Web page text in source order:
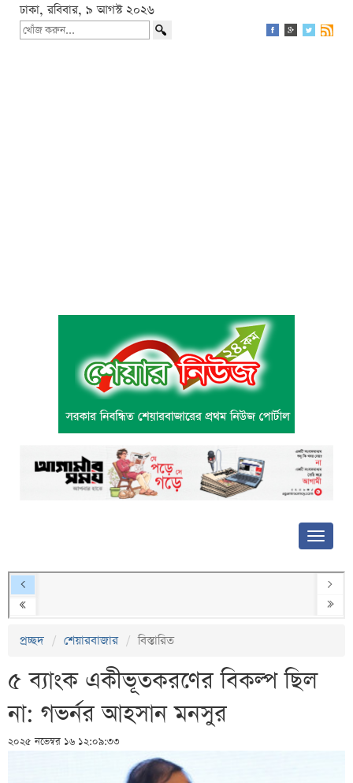
ঢাকা, রবিবার, ৯ আগস্ট ২০২৬
প্রচ্ছদ শেয়ারবাজার বিস্তারিত
৫ ব্যাংক একীভূতকরণের বিকল্প ছিল
না: গভর্নর আহসান মনসুর
২০২৫ নভেম্বর ১৬ ১২:০৯:৩৩